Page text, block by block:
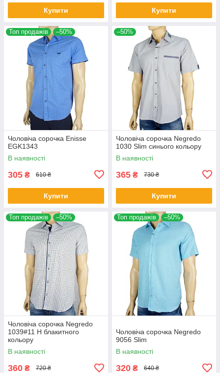
Купити Купити
Топ продажів –50%
Чоловіча сорочка Еnisse
EGK1343
В наявності
305 ₴ 610 ₴
Купити
–50%
Чоловіча сорочка Negredo
1030 Slim синього кольору
В наявності
365 ₴ 730 ₴
Купити
Топ продажів –50%
Чоловіча сорочка Negredo
1039#11 Н блакитного
кольору
В наявності
360 ₴ 720 ₴
Топ продажів –50%
Чоловіча сорочка Negredo
9056 Slim
В наявності
320 ₴ 640 ₴